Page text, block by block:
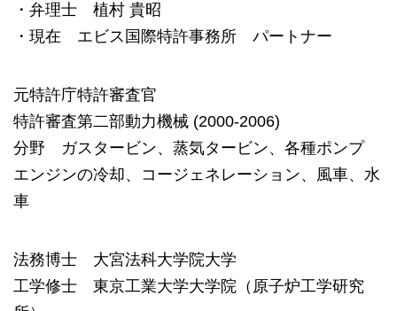
・弁理士 植村 貴昭
・現在 エビス国際特許事務所 パートナー
元特許庁特許審査官
特許審査第二部動力機械 (2000-2006)
分野 ガスタービン、蒸気タービン、各種ポンプ
エンジンの冷却、コージェネレーション、風車、水
車
法務博士 大宮法科大学院大学
工学修士 東京工業大学大学院（原子炉工学研究